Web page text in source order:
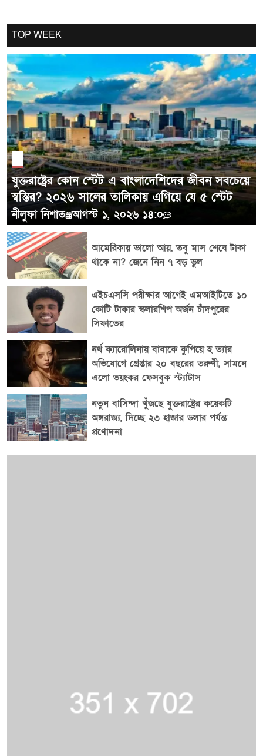
POST COMMENTS
TOP WEEK
যুক্তরাষ্ট্রের কোন স্টেট এ বাংলাদেশিদের জীবন সবচেয়ে
স্বস্তির? ২০২৬ সালের তালিকায় এগিয়ে যে ৫ স্টেট
নীলুফা নিশাত আগস্ট ১, ২০২৬ ১৪:০
আমেরিকায় ভালো আয়, তবু মাস শেষে টাকা
থাকে না? জেনে নিন ৭ বড় ভুল
এইচএসসি পরীক্ষার আগেই এমআইটিতে ১০
কোটি টাকার স্কলারশিপ অর্জন চাঁদপুরের
সিফাতের
নর্থ ক্যারোলিনায় বাবাকে কুপিয়ে হ ত্যার
অভিযোগে গ্রেপ্তার ২০ বছরের তরুণী, সামনে
এলো ভয়ংকর ফেসবুক স্ট্যাটাস
নতুন বাসিন্দা খুঁজছে যুক্তরাষ্ট্রের কয়েকটি
অঙ্গরাজ্য, দিচ্ছে ২৩ হাজার ডলার পর্যন্ত
প্রণোদনা